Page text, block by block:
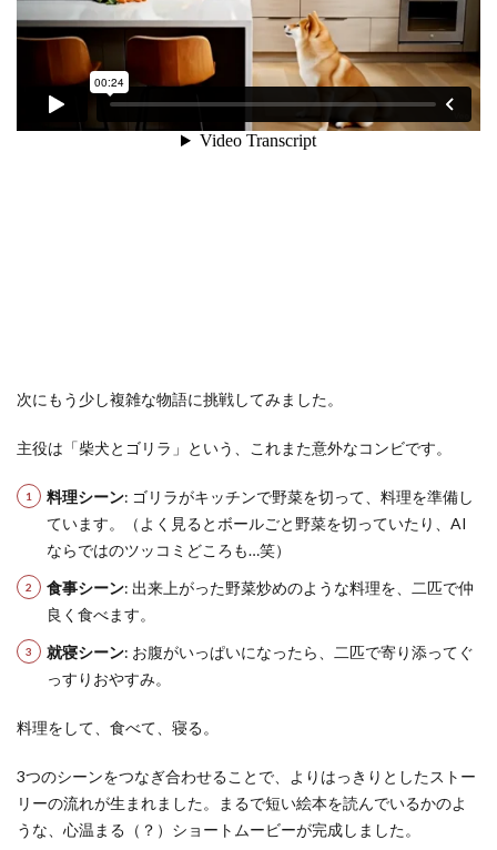
次にもう少し複雑な物語に挑戦してみました。
主役は「柴犬とゴリラ」という、これまた意外なコンビです。
料理シーン: ゴリラがキッチンで野菜を切って、料理を準備し
ています。（よく見るとボールごと野菜を切っていたり、AI
ならではのツッコミどころも…笑）
食事シーン: 出来上がった野菜炒めのような料理を、二匹で仲
良く食べます。
就寝シーン: お腹がいっぱいになったら、二匹で寄り添ってぐ
っすりおやすみ。
料理をして、食べて、寝る。
3つのシーンをつなぎ合わせることで、よりはっきりとしたストー
リーの流れが生まれました。まるで短い絵本を読んでいるかのよ
うな、心温まる（？）ショートムービーが完成しました。